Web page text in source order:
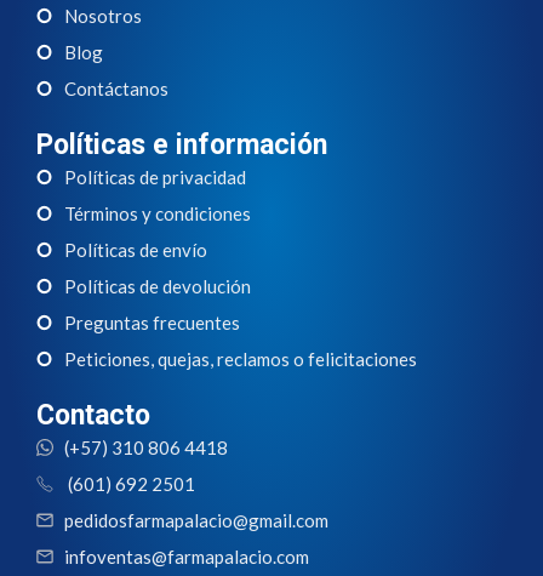
Nosotros
Blog
Contáctanos
Políticas e información
Políticas de privacidad
Términos y condiciones
Políticas de envío
Políticas de devolución
Preguntas frecuentes
Peticiones, quejas, reclamos o felicitaciones
Contacto
(+57) 310 806 4418
(601) 692 2501
pedidosfarmapalacio@gmail.com
infoventas@farmapalacio.com